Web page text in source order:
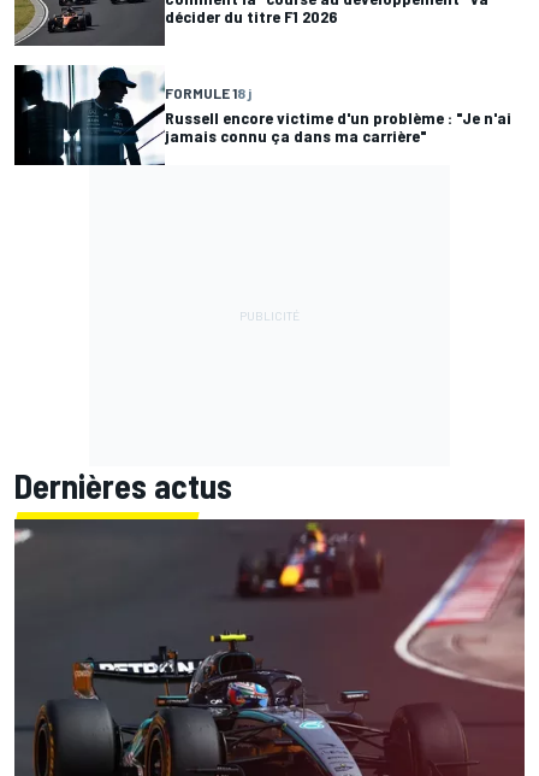
décider du titre F1 2026
FORMULE 18 j
Russell encore victime d'un problème : "Je n'ai
jamais connu ça dans ma carrière"
Dernières actus